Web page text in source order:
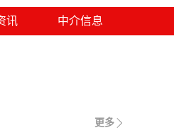
讯 中介信息
更多